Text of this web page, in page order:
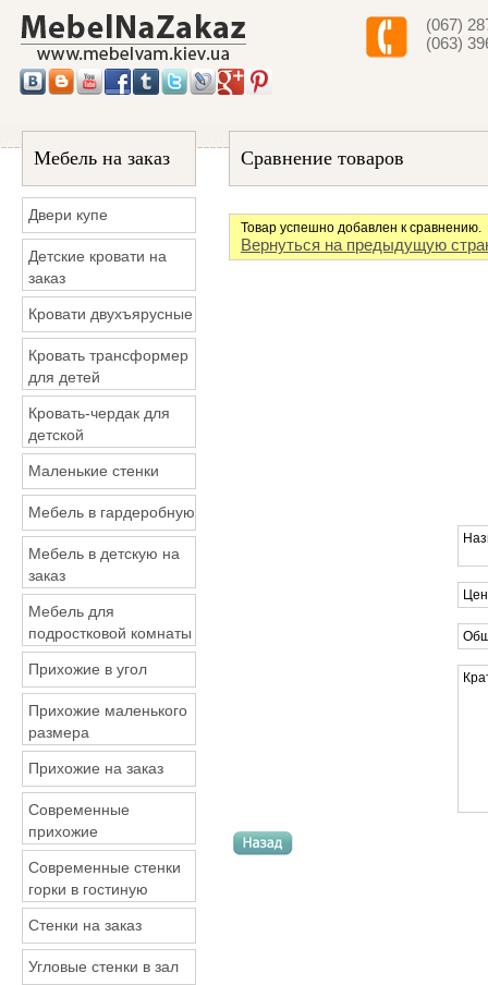
(067)
(063)
Мебель на заказ
Двери купе
Детские кровати на
заказ
Кровати двухъярусные
Кровать трансформер
для детей
Кровать-чердак для
детской
Маленькие стенки
Мебель в гардеробную
Мебель в детскую на
заказ
Мебель для
подростковой комнаты
Прихожие в угол
Прихожие маленького
размера
Прихожие на заказ
Современные
прихожие
Современные стенки
горки в гостиную
Стенки на заказ
Угловые стенки в зал
Сравнение товаров
Товар успешно добавлен к сравнению.
Вернуться на предыдущую